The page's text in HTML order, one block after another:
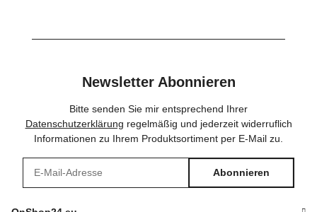
Newsletter Abonnieren
Bitte senden Sie mir entsprechend Ihrer
Datenschutzerklärung regelmäßig und jederzeit widerruflich
Informationen zu Ihrem Produktsortiment per E-Mail zu.
Abonnieren